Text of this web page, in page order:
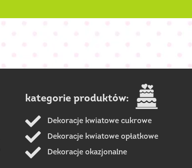
kategorie produktów:
Dekoracje kwiatowe cukrowe
Dekoracje kwiatowe opłatkowe
Dekoracje okazjonalne